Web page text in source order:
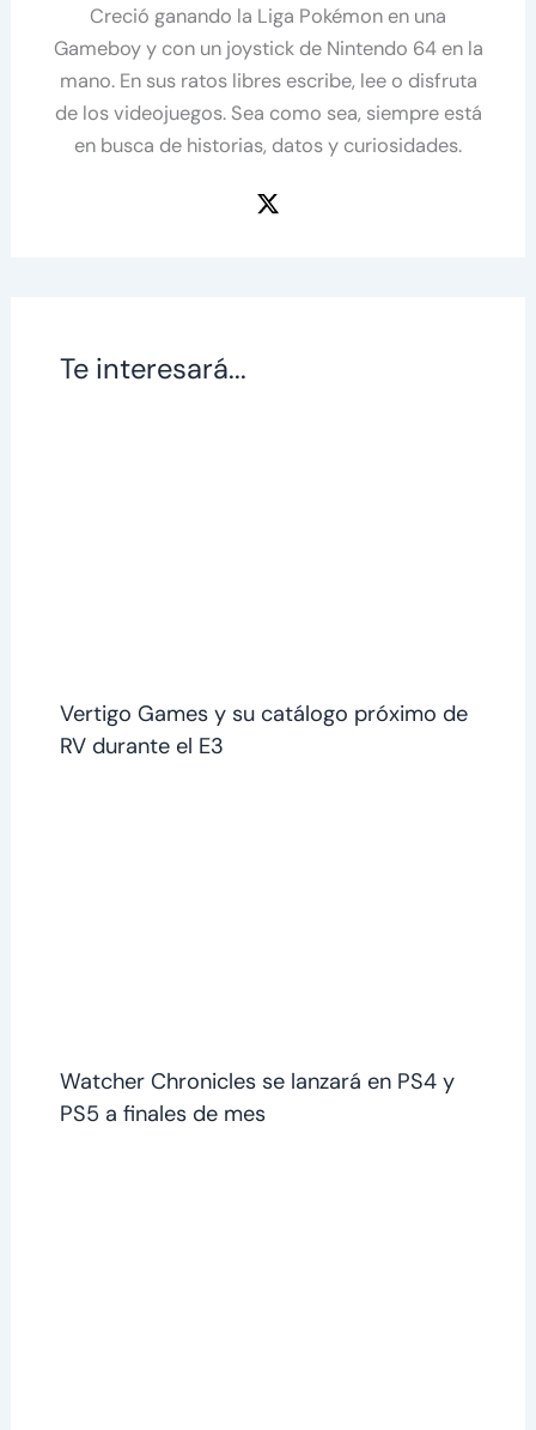
Creció ganando la Liga Pokémon en una
Gameboy y con un joystick de Nintendo 64 en la
mano. En sus ratos libres escribe, lee o disfruta
de los videojuegos. Sea como sea, siempre está
en busca de historias, datos y curiosidades.
Te interesará...
Vertigo Games y su catálogo próximo de
RV durante el E3
Watcher Chronicles se lanzará en PS4 y
PS5 a finales de mes